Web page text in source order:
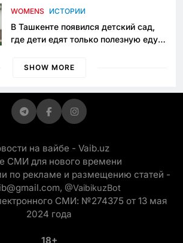
приговору
WOMENS ИСТОРИИ
В Ташкенте появился детский сад,
где дети едят только полезную еду.
просить «кашу без сахара»
SHOW MORE
на вайбе - Vaib.uz
СМИ для нового времени
по рекламе и размещению статей -
@VaibikuzBot
СМИ: №274375 от 13 мая
2024 года
18+